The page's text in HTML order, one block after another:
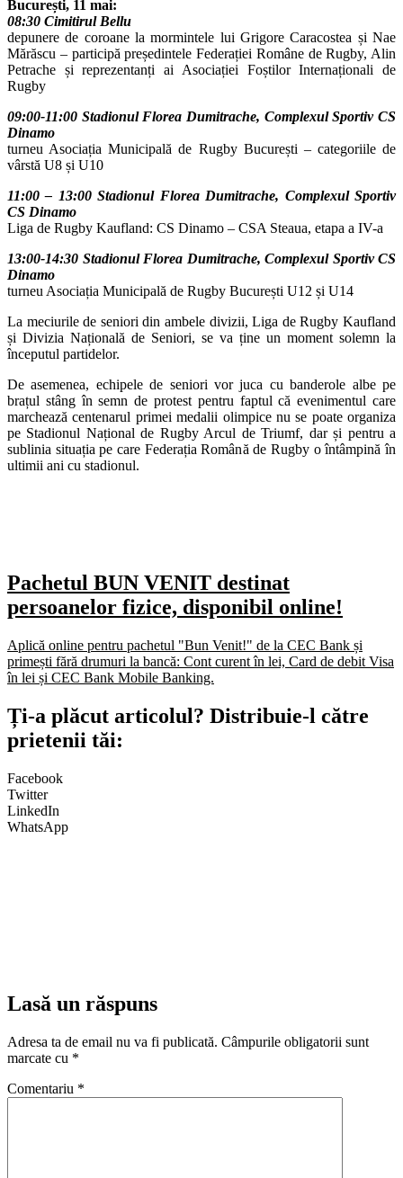
București, 11 mai:
08:30 Cimitirul Bellu
depunere de coroane la mormintele lui Grigore Caracostea și Nae
Mărăscu – participă președintele Federației Române de Rugby, Alin
Petrache și reprezentanți ai Asociației Foștilor Internaționali de
Rugby
09:00-11:00 Stadionul Florea Dumitrache, Complexul Sportiv CS
Dinamo
turneu Asociația Municipală de Rugby București – categoriile de
vârstă U8 și U10
11:00 – 13:00 Stadionul Florea Dumitrache, Complexul Sportiv
CS Dinamo
Liga de Rugby Kaufland: CS Dinamo – CSA Steaua, etapa a IV-a
13:00-14:30 Stadionul Florea Dumitrache, Complexul Sportiv CS
Dinamo
turneu Asociația Municipală de Rugby București U12 și U14
La meciurile de seniori din ambele divizii, Liga de Rugby Kaufland
și Divizia Națională de Seniori, se va ține un moment solemn la
începutul partidelor.
De asemenea, echipele de seniori vor juca cu banderole albe pe
brațul stâng în semn de protest pentru faptul că evenimentul care
marchează centenarul primei medalii olimpice nu se poate organiza
pe Stadionul Național de Rugby Arcul de Triumf, dar și pentru a
sublinia situația pe care Federația Română de Rugby o întâmpină în
ultimii ani cu stadionul.
Pachetul BUN VENIT destinat
persoanelor fizice, disponibil online!
Aplică online pentru pachetul "Bun Venit!" de la CEC Bank și
primești fără drumuri la bancă: Cont curent în lei, Card de debit Visa
în lei și CEC Bank Mobile Banking.​
Ți-a plăcut articolul? Distribuie-l către
prietenii tăi:
Facebook
Twitter
LinkedIn
WhatsApp
Lasă un răspuns
Adresa ta de email nu va fi publicată. Câmpurile obligatorii sunt
marcate cu *
Comentariu *